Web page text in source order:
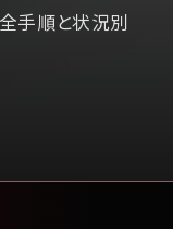
手順と状況別